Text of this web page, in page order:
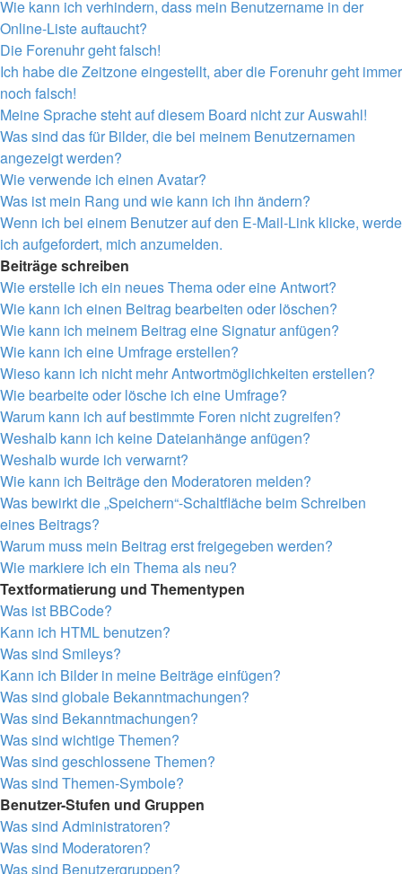
Wie kann ich verhindern, dass mein Benutzername in der
Online-Liste auftaucht?
Die Forenuhr geht falsch!
Ich habe die Zeitzone eingestellt, aber die Forenuhr geht immer
noch falsch!
Meine Sprache steht auf diesem Board nicht zur Auswahl!
Was sind das für Bilder, die bei meinem Benutzernamen
angezeigt werden?
Wie verwende ich einen Avatar?
Was ist mein Rang und wie kann ich ihn ändern?
Wenn ich bei einem Benutzer auf den E-Mail-Link klicke, werde
ich aufgefordert, mich anzumelden.
Beiträge schreiben
Wie erstelle ich ein neues Thema oder eine Antwort?
Wie kann ich einen Beitrag bearbeiten oder löschen?
Wie kann ich meinem Beitrag eine Signatur anfügen?
Wie kann ich eine Umfrage erstellen?
Wieso kann ich nicht mehr Antwortmöglichkeiten erstellen?
Wie bearbeite oder lösche ich eine Umfrage?
Warum kann ich auf bestimmte Foren nicht zugreifen?
Weshalb kann ich keine Dateianhänge anfügen?
Weshalb wurde ich verwarnt?
Wie kann ich Beiträge den Moderatoren melden?
Was bewirkt die „Speichern“-Schaltfläche beim Schreiben
eines Beitrags?
Warum muss mein Beitrag erst freigegeben werden?
Wie markiere ich ein Thema als neu?
Textformatierung und Thementypen
Was ist BBCode?
Kann ich HTML benutzen?
Was sind Smileys?
Kann ich Bilder in meine Beiträge einfügen?
Was sind globale Bekanntmachungen?
Was sind Bekanntmachungen?
Was sind wichtige Themen?
Was sind geschlossene Themen?
Was sind Themen-Symbole?
Benutzer-Stufen und Gruppen
Was sind Administratoren?
Was sind Moderatoren?
Was sind Benutzergruppen?